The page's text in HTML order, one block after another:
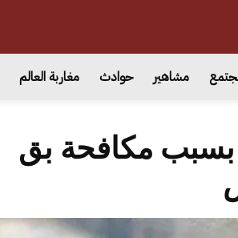
مشاهير حوادث مغاربة العالم
بسبب مكافحة بق